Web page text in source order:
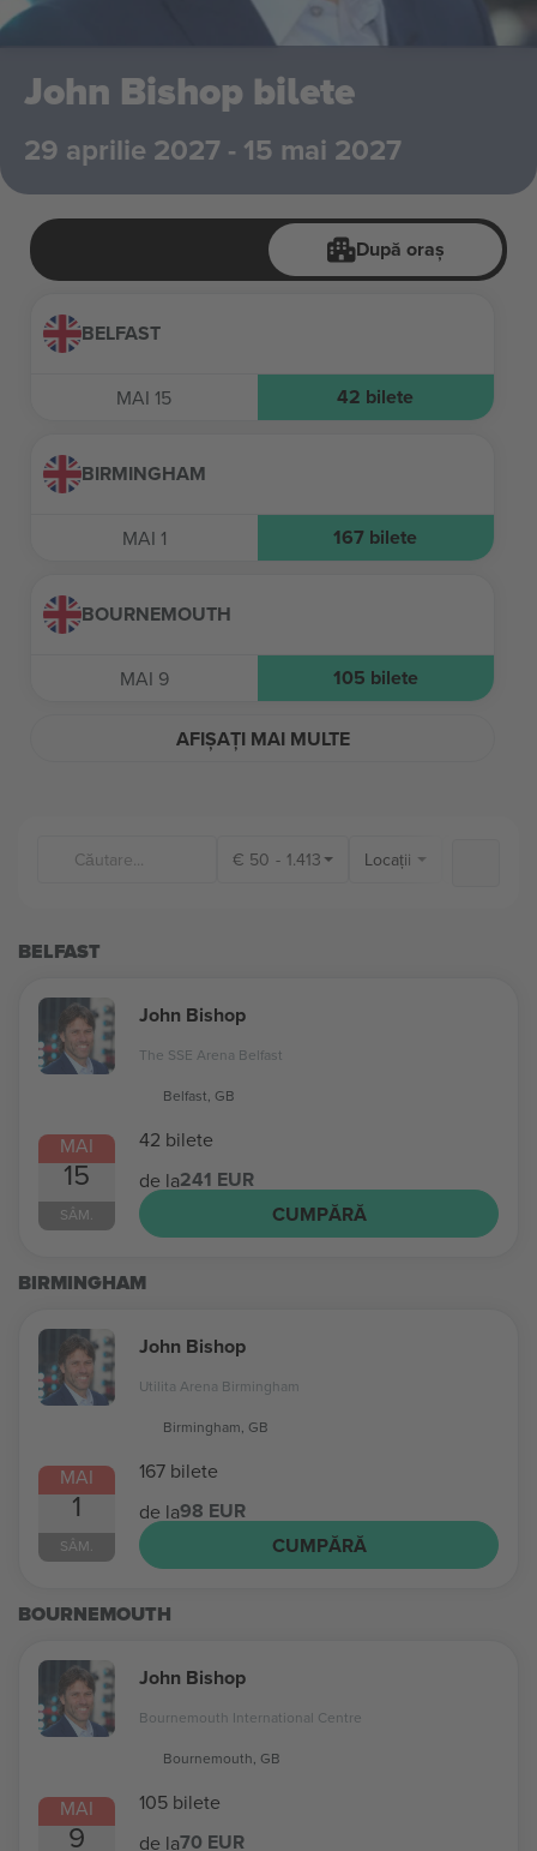
John Bishop bilete
29 aprilie 2027 - 15 mai 2027
După oraș
BELFAST
MAI 15 42 bilete
BIRMINGHAM
MAI 1 167 bilete
BOURNEMOUTH
MAI 9 105 bilete
AFIȘAȚI MAI MULTE
€ 50 - 1.413 Locații
BELFAST
MAI
15
SÂM.
John Bishop
The SSE Arena Belfast
Belfast, GB
42 bilete
de la241 EUR
CUMPĂRĂ
BIRMINGHAM
MAI
1
SÂM.
John Bishop
Utilita Arena Birmingham
Birmingham, GB
167 bilete
de la98 EUR
CUMPĂRĂ
BOURNEMOUTH
MAI
9
John Bishop
Bournemouth International Centre
Bournemouth, GB
105 bilete
de la70 EUR